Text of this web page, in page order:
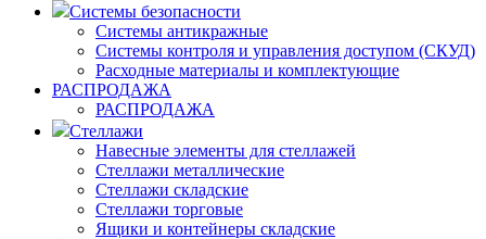
Системы безопасности
Системы антикражные
Системы контроля и управления доступом (СКУД)
Расходные материалы и комплектующие
РАСПРОДАЖА
РАСПРОДАЖА
Стеллажи
Навесные элементы для стеллажей
Стеллажи металлические
Стеллажи складские
Стеллажи торговые
Ящики и контейнеры складские